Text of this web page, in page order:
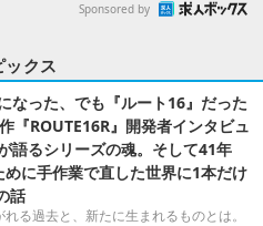
Sponsored by
ックス
なった、でも『ルート16』だった
『ROUTE16R』開発者インタビュ
語るシリーズの魂。そして41年
に手作業で直した世界に1本だけ
話
る過去と、新たに生まれるものとは。